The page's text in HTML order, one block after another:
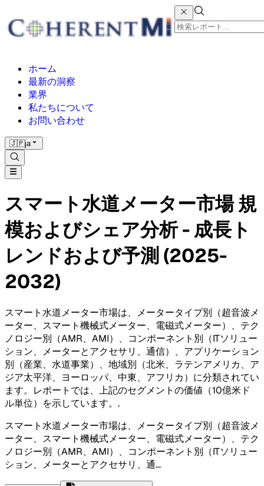
ホーム
最新の洞察
業界
私たちについて
お問い合わせ
🇯🇵ja
スマート水道メーター市場 規
模およびシェア分析 - 成長ト
レンドおよび予測 (2025-
2032)
スマート水道メーター市場は、メータータイプ別（超音波メ
ーター、スマート機械式メーター、電磁式メーター）、テク
ノロジー別（AMR、AMI）、コンポーネント別（ITソリュー
ション、メーターとアクセサリ、通信）、アプリケーション
別（産業、水道事業）、地域別（北米、ラテンアメリカ、ア
ジア太平洋、ヨーロッパ、中東、アフリカ）に分類されてい
ます。レポートでは、上記のセグメントの価値（10億米ド
ル単位）を示しています。 .
スマート水道メーター市場は、メータータイプ別（超音波メ
ーター、スマート機械式メーター、電磁式メーター）、テク
ノロジー別（AMR、AMI）、コンポーネント別（ITソリュー
ション、メーターとアクセサリ、通...